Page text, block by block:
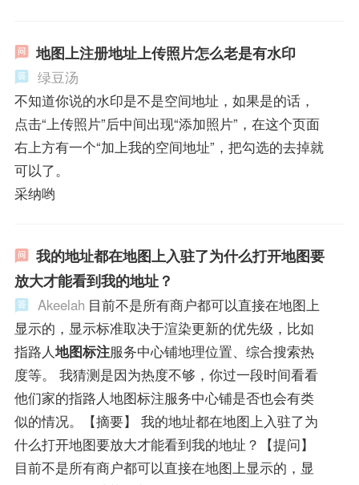
地图上注册地址上传照片怎么老是有水印
绿豆汤
不知道你说的水印是不是空间地址，如果是的话，
点击“上传照片”后中间出现“添加照片”，在这个页面
右上方有一个“加上我的空间地址”，把勾选的去掉就
可以了。
采纳哟
我的地址都在地图上入驻了为什么打开地图要
放大才能看到我的地址？
Akeelah 目前不是所有商户都可以直接在地图上
显示的，显示标准取决于渲染更新的优先级，比如
指路人地图标注服务中心铺地理位置、综合搜索热
度等。 我猜测是因为热度不够，你过一段时间看看
他们家的指路人地图标注服务中心铺是否也会有类
似的情况。【摘要】 我的地址都在地图上入驻了为
什么打开地图要放大才能看到我的地址？【提问】
目前不是所有商户都可以直接在地图上显示的，显